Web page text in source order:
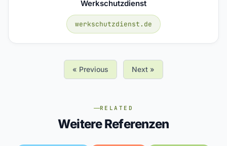
Werkschutzdienst
werkschutzdienst.de
« Previous Next »
RELATED
Weitere Referenzen